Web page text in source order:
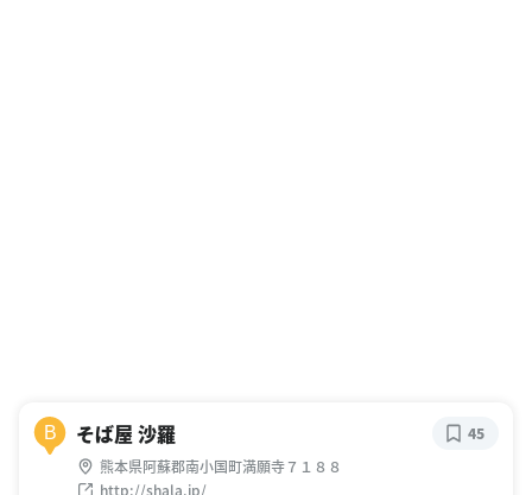
B そば屋 沙羅
熊本県阿蘇郡南小国町満願寺７１８８
http://shala.jp/
45